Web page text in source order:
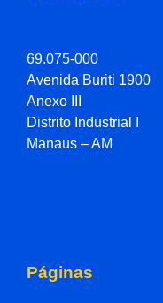
69.075-000
Avenida Buriti 1900
Anexo III
Distrito Industrial I
Manaus – AM
Páginas